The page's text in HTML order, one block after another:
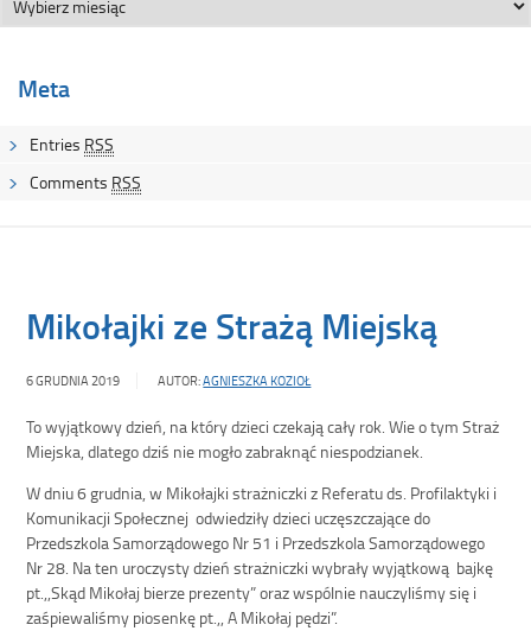
Meta
Entries RSS
Comments RSS
Mikołajki ze Strażą Miejską
6 GRUDNIA 2019 AUTOR:AGNIESZKA KOZIOŁ
To wyjątkowy dzień, na który dzieci czekają cały rok. Wie o tym Straż
Miejska, dlatego dziś nie mogło zabraknąć niespodzianek.
W dniu 6 grudnia, w Mikołajki strażniczki z Referatu ds. Profilaktyki i
Komunikacji Społecznej odwiedziły dzieci uczęszczające do
Przedszkola Samorządowego Nr 51 i Przedszkola Samorządowego
Nr 28. Na ten uroczysty dzień strażniczki wybrały wyjątkową bajkę
pt.,,Skąd Mikołaj bierze prezenty” oraz wspólnie nauczyliśmy się i
zaśpiewaliśmy piosenkę pt.,, A Mikołaj pędzi”.